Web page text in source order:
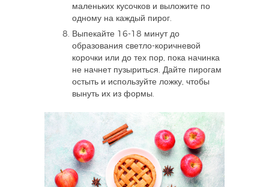
маленьких кусочков и выложите по
одному на каждый пирог.
Выпекайте 16-18 минут до
образования светло-коричневой
корочки или до тех пор, пока начинка
не начнет пузыриться. Дайте пирогам
остыть и используйте ложку, чтобы
вынуть их из формы.